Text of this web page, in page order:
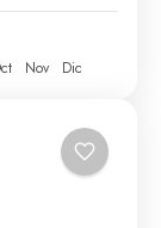
Nov Dic